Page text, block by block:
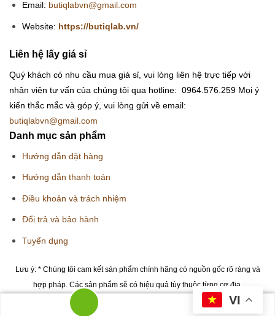
Email: butiqlabvn@gmail.com
Website: https://butiqlab.vn/
Liên hệ lấy giá sỉ
Quý khách có nhu cầu mua giá sỉ, vui lòng liên hệ trực tiếp với
nhân viên tư vấn của chúng tôi qua hotline: 0964.576.259 Mọi ý
kiến thắc mắc và góp ý, vui lòng gửi về email:
butiqlabvn@gmail.com
Danh mục sản phẩm
Hướng dẫn đặt hàng
Hướng dẫn thanh toán
Điều khoản và trách nhiệm
Đổi trả và bảo hành
Tuyển dụng
Lưu ý: * Chúng tôi cam kết sản phẩm chính hãng có nguồn gốc rõ ràng và
hợp pháp. Các sản phẩm sẽ có hiệu quả tùy thuộc từng cơ địa.
Copyright 2026 © Butiqlab.vn
VI